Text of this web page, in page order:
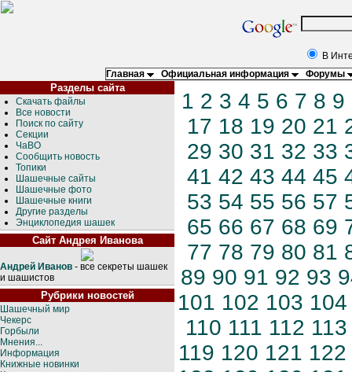
В
Главная
Официальная информация Форумы
Разделы сайта
Скачать файлы
Все новости
Поиск по сайту
Секции
ЧаВО
Сообщить новость
Топики
Шашечные сайты
Шашечные фото
Шашечные книги
Другие разделы
Энциклопедия шашек
Сайт Андрея Иванова
Андрей Иванов - все секреты шашек
и шашистов
Рубрики новостей
Шашечный мир
Чекерс
Горбыли
Мнения...
Информация
Книжные новинки
1 2 3 4 5 6 7 8 9
17 18 19 20 21
29 30 31 32 33
41 42 43 44 45
53 54 55 56 57
65 66 67 68 69
77 78 79 80 81
89 90 91 92 93
101 102 103 104
110 111 112 113
119 120 121 122